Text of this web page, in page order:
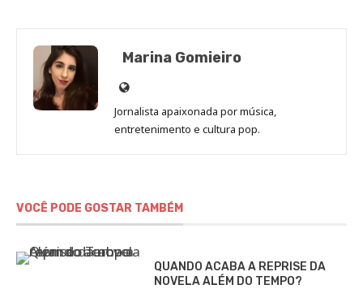
Marina Gomieiro
Site
de
Marina
Jornalista apaixonada por música,
entretenimento e cultura pop.
VOCÊ PODE GOSTAR TAMBÉM
QUANDO ACABA A REPRISE DA
NOVELA ALÉM DO TEMPO?